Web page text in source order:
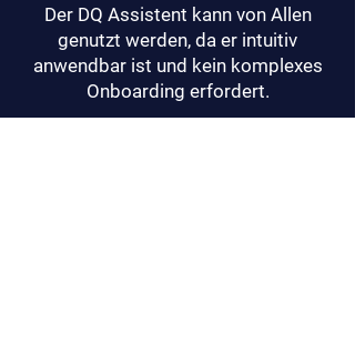
Der DQ Assistent kann von Allen
genutzt werden, da er intuitiv
anwendbar ist und kein komplexes
Onboarding erfordert.